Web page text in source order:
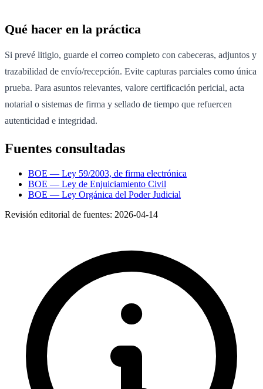
Qué hacer en la práctica
Si prevé litigio, guarde el correo completo con cabeceras, adjuntos y
trazabilidad de envío/recepción. Evite capturas parciales como única
prueba. Para asuntos relevantes, valore certificación pericial, acta
notarial o sistemas de firma y sellado de tiempo que refuercen
autenticidad e integridad.
Fuentes consultadas
BOE — Ley 59/2003, de firma electrónica
BOE — Ley de Enjuiciamiento Civil
BOE — Ley Orgánica del Poder Judicial
Revisión editorial de fuentes: 2026-04-14